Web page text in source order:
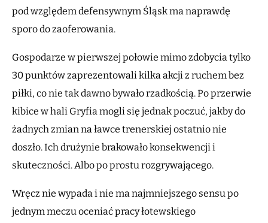
pod względem defensywnym Śląsk ma naprawdę
sporo do zaoferowania.
Gospodarze w pierwszej połowie mimo zdobycia tylko
30 punktów zaprezentowali kilka akcji z ruchem bez
piłki, co nie tak dawno bywało rzadkością. Po przerwie
kibice w hali Gryfia mogli się jednak poczuć, jakby do
żadnych zmian na ławce trenerskiej ostatnio nie
doszło. Ich drużynie brakowało konsekwencji i
skuteczności. Albo po prostu rozgrywającego.
Wręcz nie wypada i nie ma najmniejszego sensu po
jednym meczu oceniać pracy łotewskiego